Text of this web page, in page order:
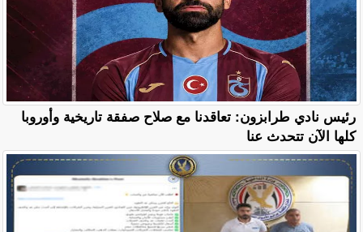
رئيس نادي طرابزون: تعاقدنا مع صلاح صفقة تاريخية وأوروبا
كلها الآن تتحدث عنا